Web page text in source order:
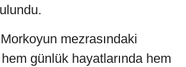
Morkoyun mezrasındaki
günlük hayatlarında hem